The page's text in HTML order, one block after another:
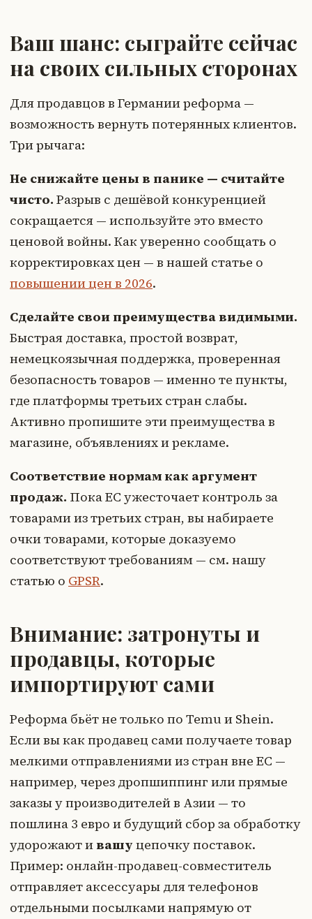
Ваш шанс: сыграйте сейчас
на своих сильных сторонах
Для продавцов в Германии реформа —
возможность вернуть потерянных клиентов.
Три рычага:
Не снижайте цены в панике — считайте
чисто. Разрыв с дешёвой конкуренцией
сокращается — используйте это вместо
ценовой войны. Как уверенно сообщать о
корректировках цен — в нашей статье о
повышении цен в 2026.
Сделайте свои преимущества видимыми.
Быстрая доставка, простой возврат,
немецкоязычная поддержка, проверенная
безопасность товаров — именно те пункты,
где платформы третьих стран слабы.
Активно пропишите эти преимущества в
магазине, объявлениях и рекламе.
Соответствие нормам как аргумент
продаж. Пока ЕС ужесточает контроль за
товарами из третьих стран, вы набираете
очки товарами, которые доказуемо
соответствуют требованиям — см. нашу
статью о GPSR.
Внимание: затронуты и
продавцы, которые
импортируют сами
Реформа бьёт не только по Temu и Shein.
Если вы как продавец сами получаете товар
мелкими отправлениями из стран вне ЕС —
например, через дропшиппинг или прямые
заказы у производителей в Азии — то
пошлина 3 евро и будущий сбор за обработку
удорожают и вашу цепочку поставок.
Пример: онлайн-продавец-совместитель
отправляет аксессуары для телефонов
отдельными посылками напрямую от